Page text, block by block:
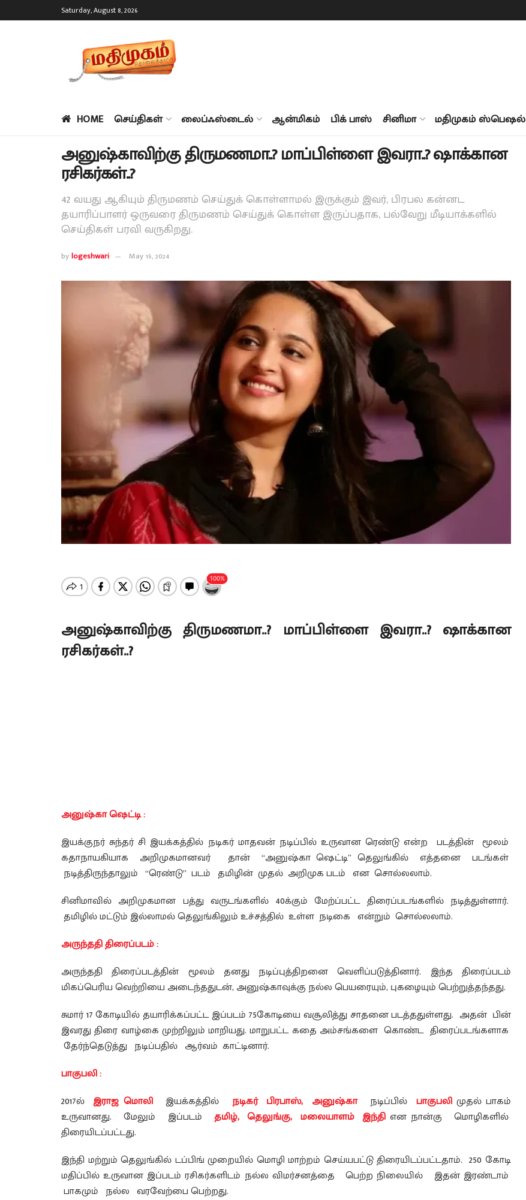
Saturday, August 8, 2026
HOME செய்திகள் லைப்ஃஸ்டைல் ஆன்மிகம் பிக் பாஸ் சினிமா மதிமுகம் ஸ்பெஷல்
அனுஷ்காவிற்கு திருமணமா..? மாப்பிள்ளை இவரா..? ஷாக்கான
ரசிகர்கள்..?
42 வயது ஆகியும் திருமணம் செய்துக் கொள்ளாமல் இருக்கும் இவர், பிரபல கன்னட
தயாரிப்பாளர் ஒருவரை திருமணம் செய்துக் கொள்ள இருப்பதாக, பல்வேறு மீடியாக்களில்
செய்திகள் பரவி வருகிறது.
bylogeshwari May 19, 2024
அனுஷ்காவிற்கு திருமணமா..? மாப்பிள்ளை இவரா..? ஷாக்கான
ரசிகர்கள்..?
அனுஷ்கா ஷெட்டி :
இயக்குநர் சுந்தர் சி இயக்கத்தில் நடிகர் மாதவன் நடிப்பில் உருவான ரெண்டு என்ற படத்தின் மூலம்
கதாநாயகியாக அறிமுகமானவர் தான் “அனுஷ்கா ஷெட்டி” தெலுங்கில் எத்தனை படங்கள்
நடித்திருந்தாலும் “ரெண்டு” படம் தமிழின் முதல் அறிமுக படம் என சொல்லலாம்.
சினிமாவில் அறிமுகமான பத்து வருடங்களில் 40க்கும் மேற்ப்பட்ட திரைப்படங்களில் நடித்துள்ளார்.
தமிழில் மட்டும் இல்லாமல் தெலுங்கிலும் உச்சத்தில் உள்ள நடிகை என்றும் சொல்லலாம்.
அருந்ததி திரைப்படம் :
அருந்ததி திரைப்படத்தின் மூலம் தனது நடிப்புத்திறனை வெளிப்படுத்தினார். இந்த திரைப்படம்
மிகப்பெரிய வெற்றியை அடைந்ததுடன், அனுஷ்காவுக்கு நல்ல பெயரையும், புகழையும் பெற்றுத்தந்தது.
சுமார் 17 கோடியில் தயாரிக்கப்பட்ட இப்படம் 75கோடியை வசூலித்து சாதனை படத்ததுள்ளது. அதன் பின்
இவரது திரை வாழ்கை முற்றிலும் மாறியது. மாறுபட்ட கதை அம்சங்களை கொண்ட திரைப்படங்களாக
தேர்ந்தெடுத்து நடிப்பதில் ஆர்வம் காட்டினார்.
பாகுபலி :
2017ல்இராஜ மொலிஇயக்கத்தில் நடிகர் பிரபாஸ், அனுஷ்காநடிப்பில் பாகுபலி முதல் பாகம்
உருவானது. மேலும் இப்படம் தமிழ், தெலுங்கு, மலையாளம் இந்தி என நான்கு மொழிகளில்
திரையிடப்பட்டது.
இந்தி மற்றும் தெலுங்கில் டப்பிங் முறையில் மொழி மாற்றம் செய்யபட்டு திரையிடப்பட்டதாம். 250 கோடி
மதிப்பில் உருவான இப்படம் ரசிகர்களிடம் நல்ல விமர்சனத்தை பெற்ற நிலையில் இதன் இரண்டாம்
பாகமும் நல்ல வரவேற்பை பெற்றது.